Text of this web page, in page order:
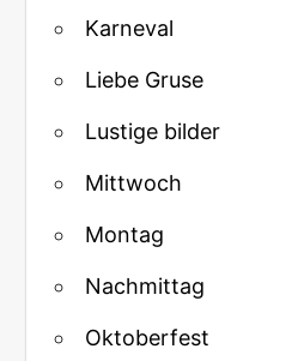
Karneval
Liebe Gruse
Lustige bilder
Mittwoch
Montag
Nachmittag
Oktoberfest